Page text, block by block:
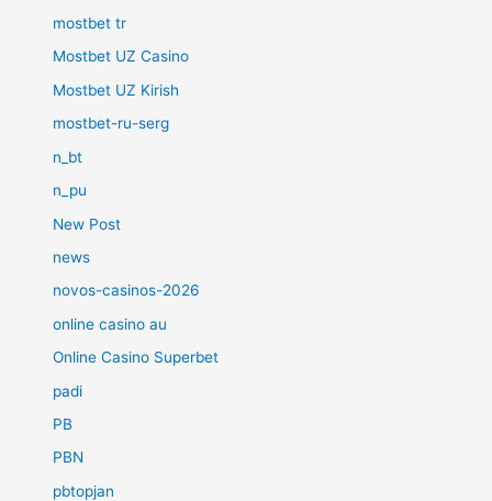
mostbet tr
Mostbet UZ Casino
Mostbet UZ Kirish
mostbet-ru-serg
n_bt
n_pu
New Post
news
novos-casinos-2026
online casino au
Online Casino Superbet
padi
PB
PBN
pbtopjan